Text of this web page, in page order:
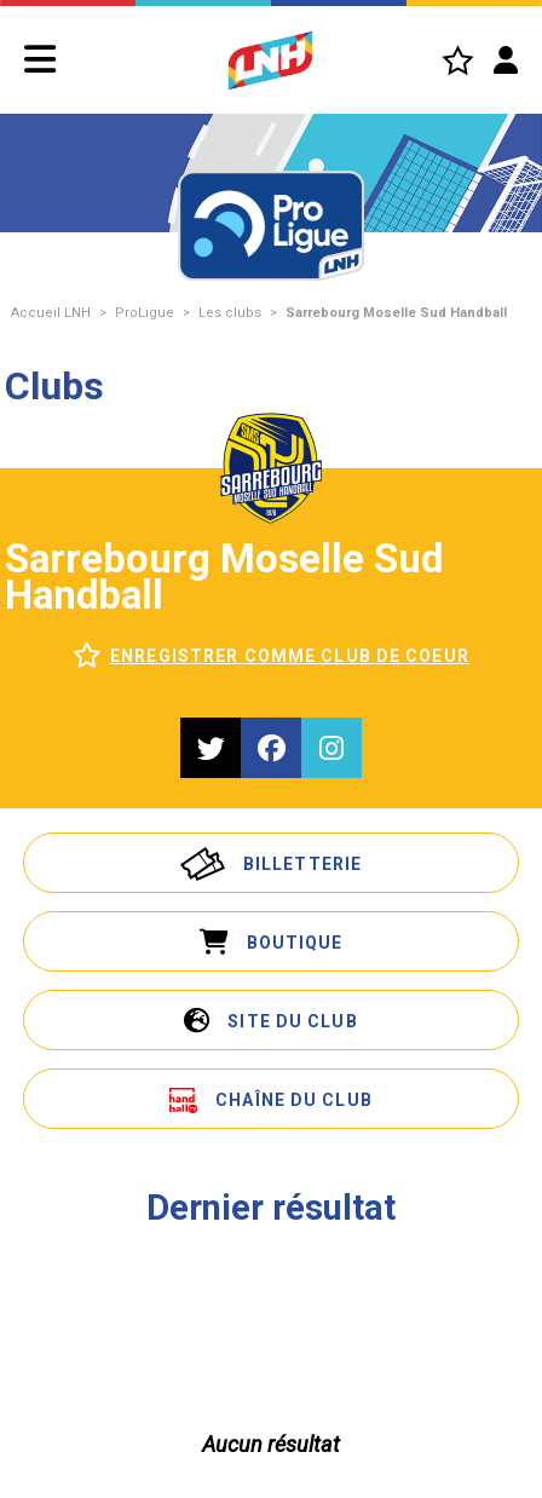
Accueil LNH > ProLigue > Les clubs > Sarrebourg Moselle Sud Handball
Clubs
Sarrebourg Moselle Sud
Handball
ENREGISTRER COMME CLUB DE COEUR
BILLETTERIE
BOUTIQUE
SITE DU CLUB
CHAÎNE DU CLUB
Dernier résultat
Aucun résultat